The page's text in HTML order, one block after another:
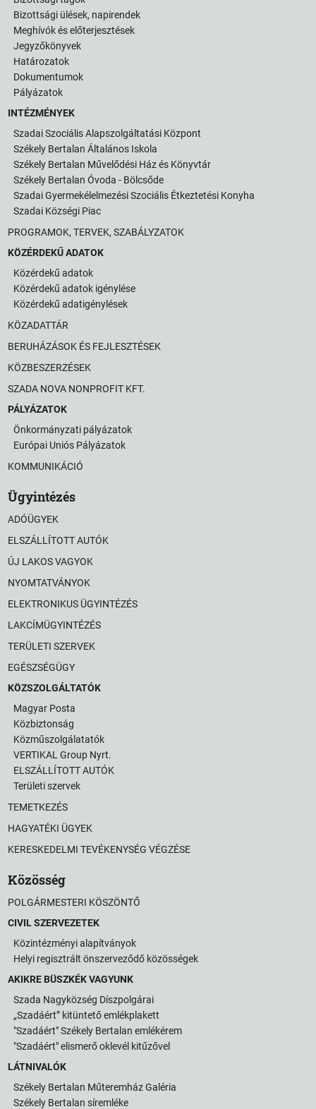
Bizottsági ülések, napirendek
Meghívók és előterjesztések
Jegyzőkönyvek
Határozatok
Dokumentumok
Pályázatok
INTÉZMÉNYEK
Szadai Szociális Alapszolgáltatási Központ
Székely Bertalan Általános Iskola
Székely Bertalan Művelődési Ház és Könyvtár
Székely Bertalan Óvoda - Bölcsőde
Szadai Gyermekélelmezési Szociális Étkeztetési Konyha
Szadai Községi Piac
PROGRAMOK, TERVEK, SZABÁLYZATOK
KÖZÉRDEKŰ ADATOK
Közérdekű adatok
Közérdekű adatok igénylése
Közérdekű adatigénylések
KÖZADATTÁR
BERUHÁZÁSOK ÉS FEJLESZTÉSEK
KÖZBESZERZÉSEK
SZADA NOVA NONPROFIT KFT.
PÁLYÁZATOK
Önkormányzati pályázatok
Európai Uniós Pályázatok
KOMMUNIKÁCIÓ
Ügyintézés
ADÓÜGYEK
ELSZÁLLÍTOTT AUTÓK
ÚJ LAKOS VAGYOK
NYOMTATVÁNYOK
ELEKTRONIKUS ÜGYINTÉZÉS
LAKCÍMÜGYINTÉZÉS
TERÜLETI SZERVEK
EGÉSZSÉGÜGY
KÖZSZOLGÁLTATÓK
Magyar Posta
Közbiztonság
Közműszolgálatatók
VERTIKAL Group Nyrt.
ELSZÁLLÍTOTT AUTÓK
Területi szervek
TEMETKEZÉS
HAGYATÉKI ÜGYEK
KERESKEDELMI TEVÉKENYSÉG VÉGZÉSE
Közösség
POLGÁRMESTERI KÖSZÖNTŐ
CIVIL SZERVEZETEK
Közintézményi alapítványok
Helyi regisztrált önszerveződő közösségek
AKIKRE BÜSZKÉK VAGYUNK
Szada Nagyközség Díszpolgárai
„Szadáért” kitüntető emlékplakett
"Szadáért" Székely Bertalan emlékérem
"Szadáért" elismerő oklevél kitűzővel
LÁTNIVALÓK
Székely Bertalan Műteremház Galéria
Székely Bertalan síremléke